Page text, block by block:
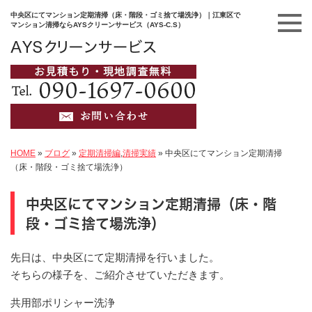
中央区にてマンション定期清掃（床・階段・ゴミ捨て場洗浄）｜江東区で
マンション清掃ならAYSクリーンサービス（AYS-C.S）
HOME » ブログ » 定期清掃編,清掃実績 » 中央区にてマンション定期清掃
（床・階段・ゴミ捨て場洗浄）
中央区にてマンション定期清掃（床・階
段・ゴミ捨て場洗浄）
先日は、中央区にて定期清掃を行いました。
そちらの様子を、ご紹介させていただきます。
共用部ポリシャー洗浄